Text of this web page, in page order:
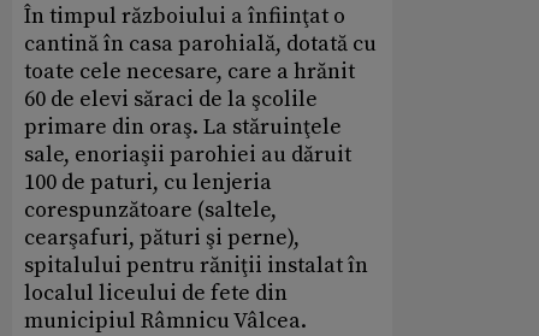
În timpul războiului a înfiinţat o
cantină în casa parohială, dotată cu
toate cele necesare, care a hrănit
60 de elevi săraci de la şcolile
primare din oraş. La stăruinţele
sale, enoriaşii parohiei au dăruit
100 de paturi, cu lenjeria
corespunzătoare (saltele,
cearşafuri, pături şi perne),
spitalului pentru răniţii instalat în
localul liceului de fete din
municipiul Râmnicu Vâlcea.